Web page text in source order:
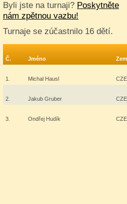
Byli jste na turnaji? Poskytněte
nám zpětnou vazbu!
Turnaje se zúčastnilo 16 dětí.
Č. Jméno
1. Michal Hausl CZE
2. Jakub Gruber CZE
3. Ondřej Hudík CZE